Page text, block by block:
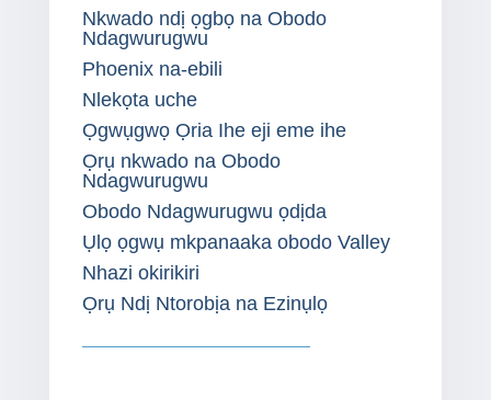
Nkwado ndị ọgbọ na Obodo
Ndagwurugwu
Phoenix na-ebili
Nlekọta uche
Ọgwụgwọ Ọria Ihe eji eme ihe
Ọrụ nkwado na Obodo
Ndagwurugwu
Obodo Ndagwurugwu ọdịda
Ụlọ ọgwụ mkpanaaka obodo Valley
Nhazi okirikiri
Ọrụ Ndị Ntorobịa na Ezinụlọ